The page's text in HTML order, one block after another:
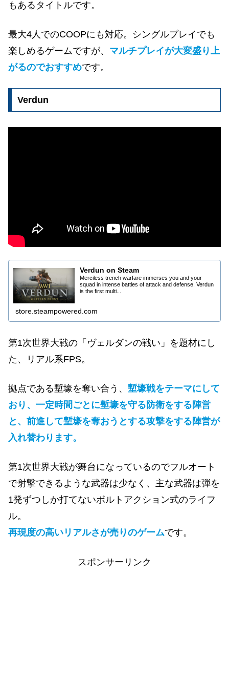
もあるタイトルです。
最大4人でのCOOPにも対応。シングルプレイでも
楽しめるゲームですが、 マルチプレイが大変盛り上
がるのでおすすめです。
Verdun
Verdun on Steam
Merciless trench warfare immerses you and your
squad in intense battles of attack and defense. Verdun
is the first multi...
store.steampowered.com
第1次世界大戦の「ヴェルダンの戦い」を題材にし
た、リアル系FPS。
拠点である塹壕を奪い合う、 塹壕戦をテーマにして
おり、一定時間ごとに塹壕を守る防衛をする陣営
と、前進して塹壕を奪おうとする攻撃をする陣営が
入れ替わります。
第1次世界大戦が舞台になっているのでフルオート
で射撃できるような武器は少なく、主な武器は弾を
1発ずつしか打てないボルトアクション式のライフ
ル。
再現度の高いリアルさが売りのゲームです。
スポンサーリンク